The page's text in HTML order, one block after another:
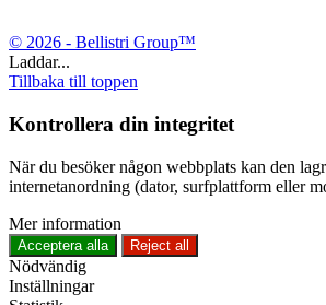
© 2026 - Bellistri Group™
Laddar...
Tillbaka till toppen
Kontrollera din integritet
När du besöker någon webbplats kan den
internetanordning (dator, surfplattform eller
Mer information
Acceptera alla Reject all
Nödvändig
Inställningar